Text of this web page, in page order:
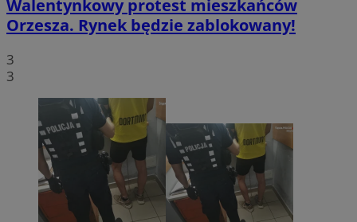
Walentynkowy protest mieszkańców
Orzesza. Rynek będzie zablokowany!
3
3